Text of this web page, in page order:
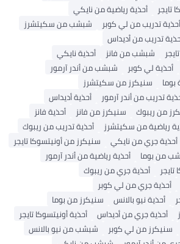
رياضية من نايكي
لي كوبر
شبشب من سكيتشرز
أديداس
من فانز
أحذية نايكي
شبشب من أندر آرمور
من سكيتشرز
أندر آرمور
أحذية أديداس
سنيكرز من فانز
أحذية فانز
سكيتشرز
أحذية تدريب من ريبوك
نايكي
سنيكرز من أونيتسوكا تايجر
أحذية رياضية من أندر آرمور
جري من ريبوك
من لي كوبر
بالانس
سنيكرز من بوما
من أديداس
أحذية أونيتسوكا تايجر
لي كوبر
شبشب من نيو بالانس